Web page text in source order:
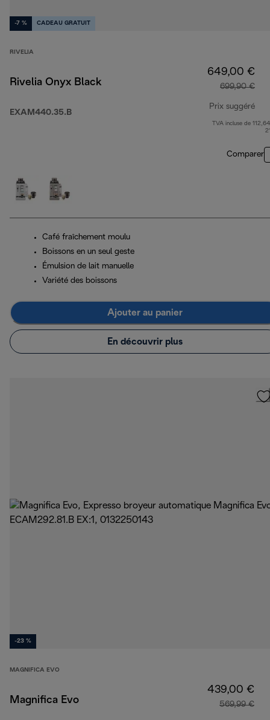
-7 % CADEAU GRATUIT
RIVELIA
Rivelia Onyx Black
EXAM440.35.B
649,00 €
699,90 €
Prix suggéré
TVA incluse de
Comparer
Café fraîchement moulu
Boissons en un seul geste
Émulsion de lait manuelle
Variété des boissons
Ajouter au panier
En découvrir plus
-23 %
MAGNIFICA EVO
Magnifica Evo
439,00 €
569,99 €